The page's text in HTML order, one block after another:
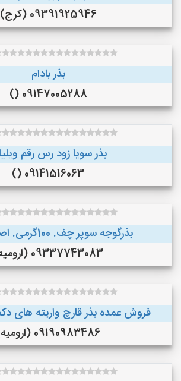
09391925946 (کرج)
بذر بادام
09147005288 ()
بذر سویا زود رس رقم
09141516063 ()
بذرگوجه‌ سوپر چف. 100گرمی. اصل آمریکا
09337743083 (ارومیه)
فروش عمده بذر قارچ واریته های
09190983486 (ارومیه)